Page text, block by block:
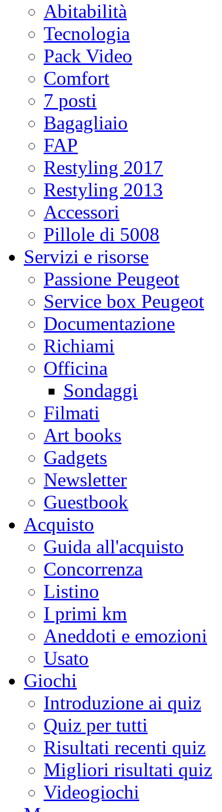
Abitabilità
Tecnologia
Pack Video
Comfort
7 posti
Bagagliaio
FAP
Restyling 2017
Restyling 2013
Accessori
Pillole di 5008
Servizi e risorse
Passione Peugeot
Service box Peugeot
Documentazione
Richiami
Officina
Sondaggi
Filmati
Art books
Gadgets
Newsletter
Guestbook
Acquisto
Guida all'acquisto
Concorrenza
Listino
I primi km
Aneddoti e emozioni
Usato
Giochi
Introduzione ai quiz
Quiz per tutti
Risultati recenti quiz
Migliori risultati quiz
Videogiochi